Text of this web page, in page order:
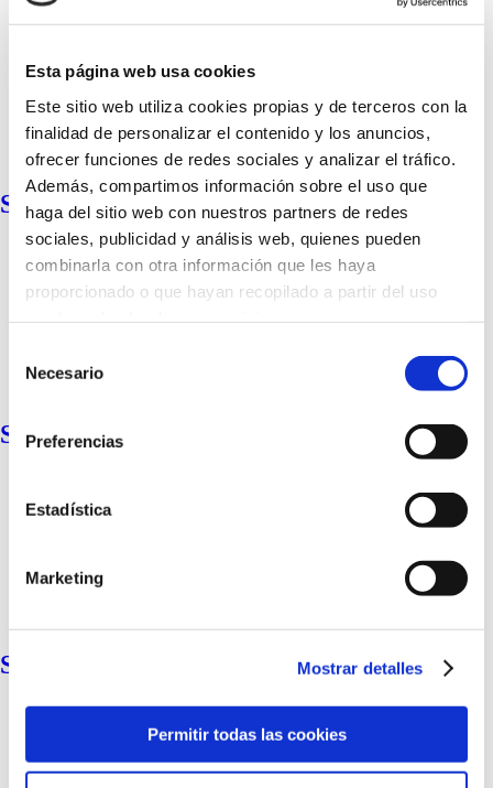
Esta página web usa cookies
Este sitio web utiliza cookies propias y de terceros con la
finalidad de personalizar el contenido y los anuncios,
ofrecer funciones de redes sociales y analizar el tráfico.
Además, compartimos información sobre el uso que
haga del sitio web con nuestros partners de redes
sociales, publicidad y análisis web, quienes pueden
combinarla con otra información que les haya
proporcionado o que hayan recopilado a partir del uso
Más información
Necesario
Preferencias
Estadística
Marketing
Mostrar detalles
Permitir todas las cookies
Super Fluid SPF 50 Mineral Color
Super Fluid SPF 50 Mineral Pediatric
Super Fluid SPF 50 Mineral